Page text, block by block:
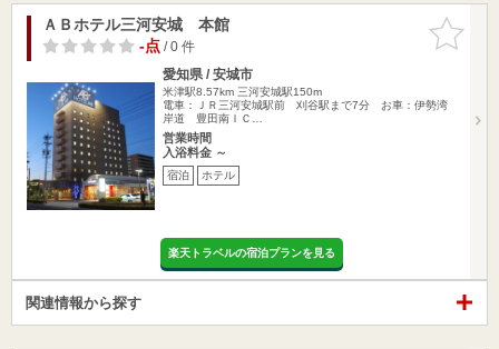
お気に入
りに追加
ＡＢホテル三河安城 本館
-点/ 0 件
愛知県 / 安城市
米津駅8.57km 三河安城駅150m
電車：ＪＲ三河安城駅前 刈谷駅まで7分 お車：伊勢湾
岸道 豊田南ＩＣ…
営業時間
入浴料金 ～
宿泊 ホテル
楽天トラベルの宿泊プランを見る
関連情報から探す